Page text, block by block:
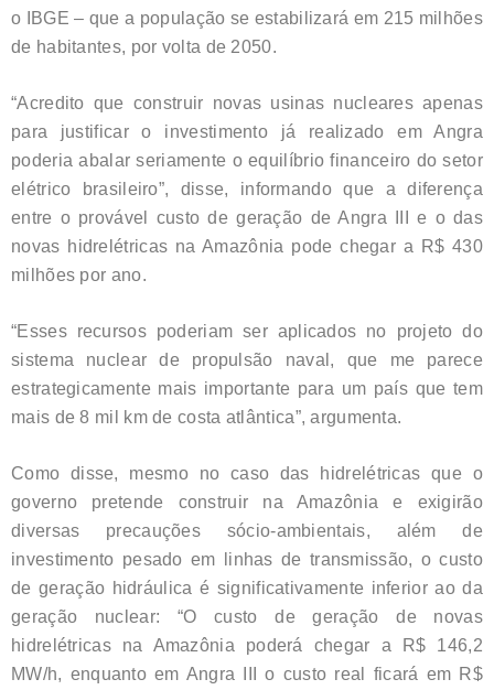
o IBGE – que a população se estabilizará em 215 milhões
de habitantes, por volta de 2050.
“Acredito que construir novas usinas nucleares apenas
para justificar o investimento já realizado em Angra
poderia abalar seriamente o equilíbrio financeiro do setor
elétrico brasileiro”, disse, informando que a diferença
entre o provável custo de geração de Angra III e o das
novas hidrelétricas na Amazônia pode chegar a R$ 430
milhões por ano.
“Esses recursos poderiam ser aplicados no projeto do
sistema nuclear de propulsão naval, que me parece
estrategicamente mais importante para um país que tem
mais de 8 mil km de costa atlântica”, argumenta.
Como disse, mesmo no caso das hidrelétricas que o
governo pretende construir na Amazônia e exigirão
diversas precauções sócio-ambientais, além de
investimento pesado em linhas de transmissão, o custo
de geração hidráulica é significativamente inferior ao da
geração nuclear: “O custo de geração de novas
hidrelétricas na Amazônia poderá chegar a R$ 146,2
MW/h, enquanto em Angra III o custo real ficará em R$